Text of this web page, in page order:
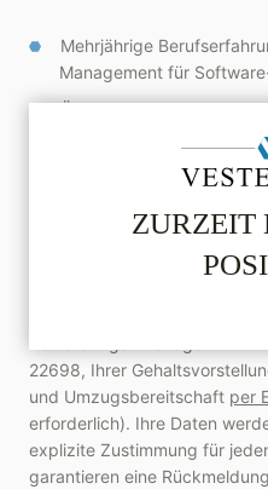
ZURZEIT
Mehrjährige
Management für
Überzeugungsstärke,
Souveränität im Umgang
Führungsfähigkeit.
Gute Deutsch- und
22698, Ihrer
und Umzugsbereitschaft per
erforderlich). Ihre Daten
explizite Zustimmung für
garantieren eine